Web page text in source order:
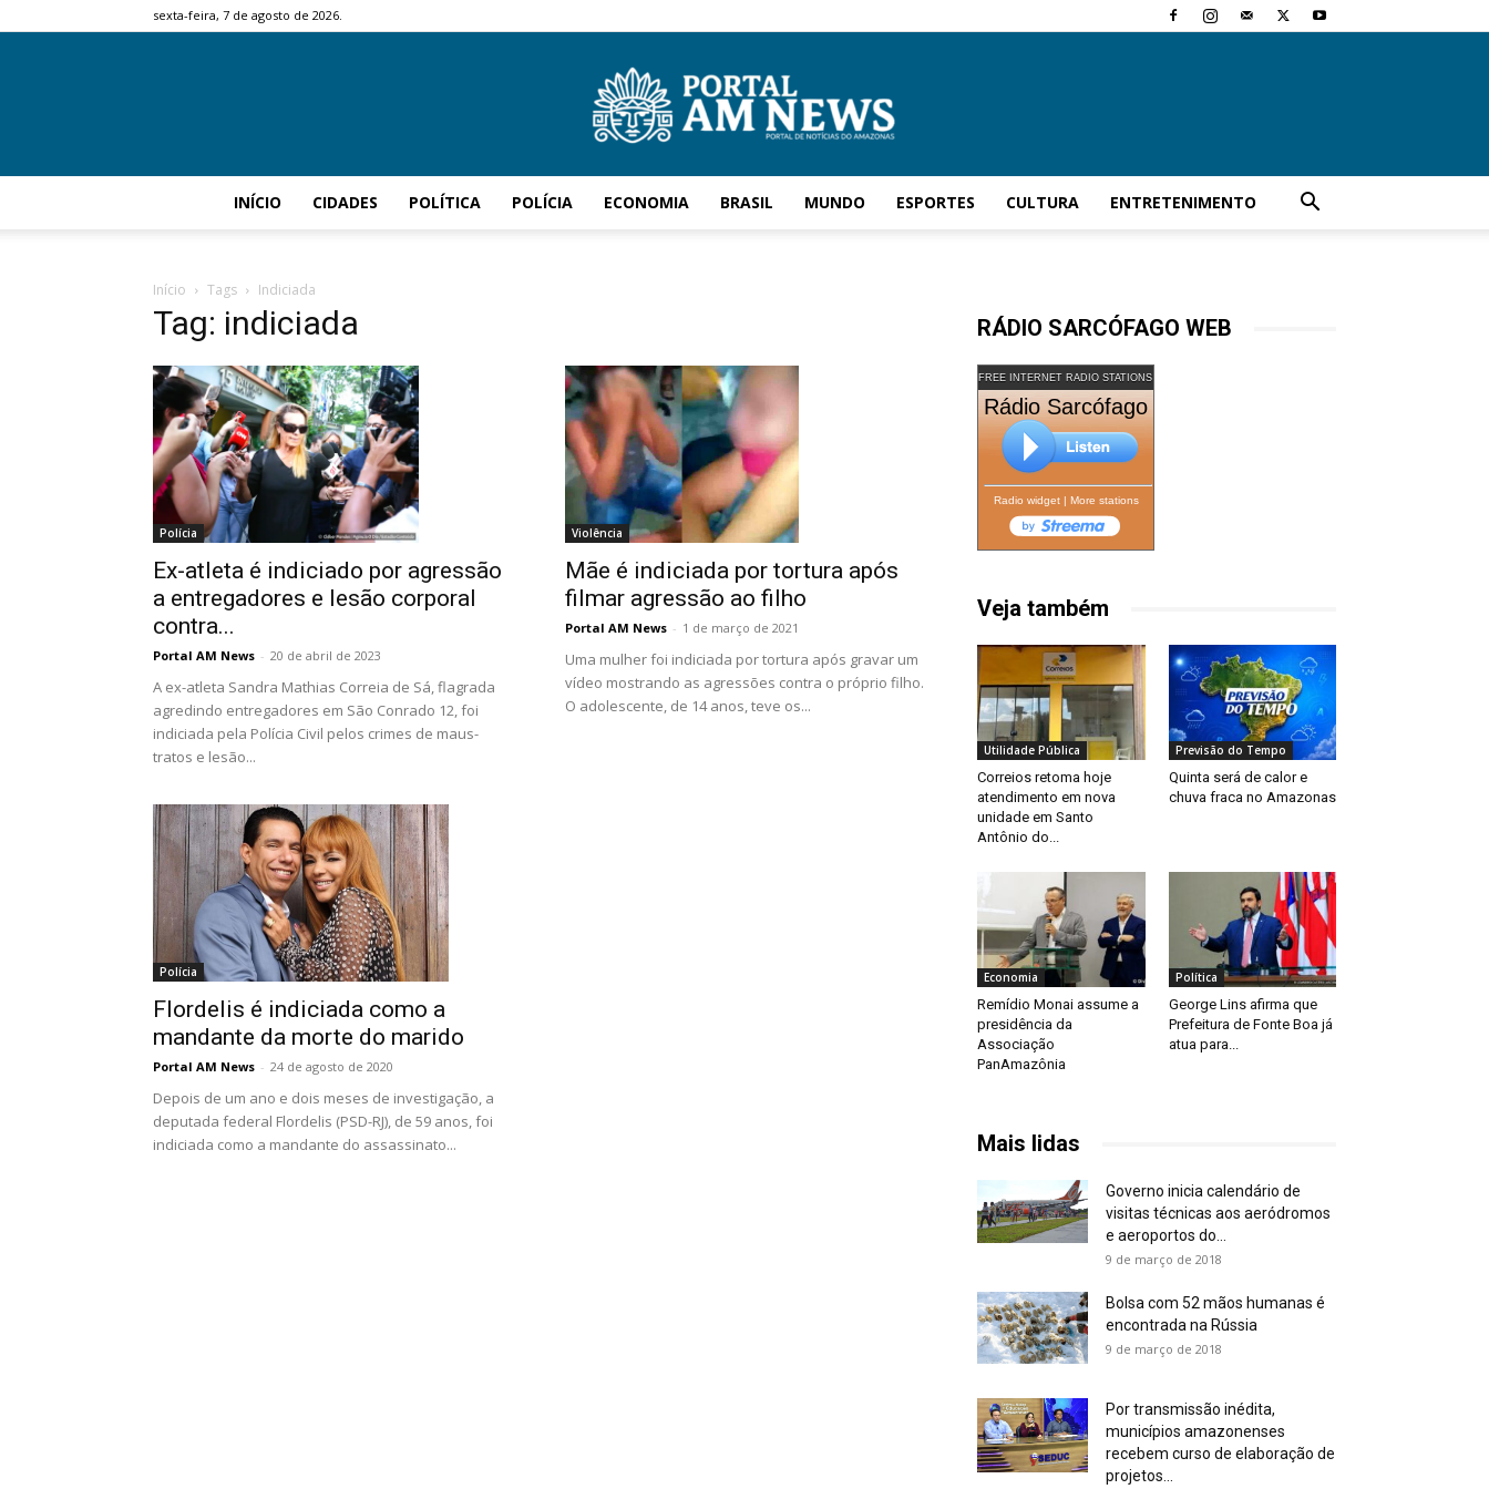
sexta-feira, 7 de agosto de 2026.
INÍCIO CIDADES POLÍTICA POLÍCIA ECONOMIA BRASIL MUNDO ESPORTES CULTURA ENTRETENIMENTO
Início Tags Indiciada
Tag: indiciada
Polícia
Ex-atleta é indiciado por agressão
a entregadores e lesão corporal
contra...
Portal AM News - 20 de abril de 2023
A ex-atleta Sandra Mathias Correia de Sá, flagrada
agredindo entregadores em São Conrado 12, foi
indiciada pela Polícia Civil pelos crimes de maus-
tratos e lesão...
Violência
Mãe é indiciada por tortura após
filmar agressão ao filho
Portal AM News - 1 de março de 2021
Uma mulher foi indiciada por tortura após gravar um
vídeo mostrando as agressões contra o próprio filho.
O adolescente, de 14 anos, teve os...
Polícia
Flordelis é indiciada como a
mandante da morte do marido
Portal AM News - 24 de agosto de 2020
Depois de um ano e dois meses de investigação, a
deputada federal Flordelis (PSD-RJ), de 59 anos, foi
indiciada como a mandante do assassinato...
RÁDIO SARCÓFAGO WEB
FREE INTERNET RADIO STATIONS
Rádio Sarcófago
Radio widget| More stations
Veja também
Utilidade Pública
Correios retoma hoje
atendimento em nova
unidade em Santo
Antônio do...
Previsão do Tempo
Quinta será de calor e
chuva fraca no Amazonas
Economia
Remídio Monai assume a
presidência da
Associação
PanAmazônia
Política
George Lins afirma que
Prefeitura de Fonte Boa já
atua para...
Mais lidas
Governo inicia calendário de
visitas técnicas aos aeródromos
e aeroportos do...
9 de março de 2018
Bolsa com 52 mãos humanas é
encontrada na Rússia
9 de março de 2018
Por transmissão inédita,
municípios amazonenses
recebem curso de elaboração de
projetos...